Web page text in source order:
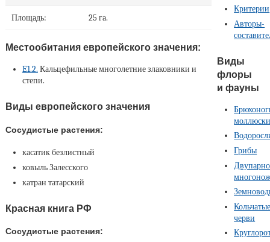
Площадь: 25 га.
Местообитания европейского значения:
E1.2. Кальцефильные многолетние злаковники и
степи.
Виды европейского значения
Сосудистые растения:
касатик безлистный
ковыль Залесского
катран татарский
Красная книга РФ
Сосудистые растения:
Критерии
Авторы-
Виды
флоры
и фауны
Грибы
черви